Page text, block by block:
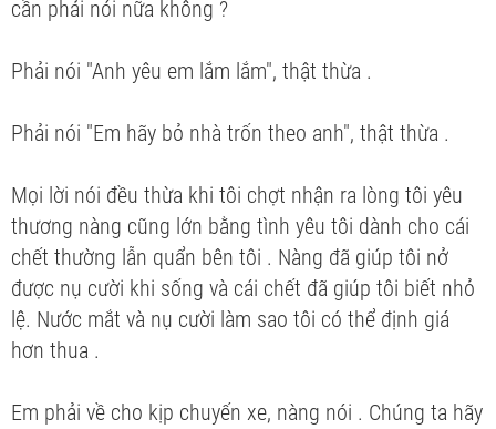
cần phải nói nữa không ?
Phải nói "Anh yêu em lắm lắm", thật thừa .
Phải nói "Em hãy bỏ nhà trốn theo anh", thật thừa .
Mọi lời nói đều thừa khi tôi chợt nhận ra lòng tôi yêu
thương nàng cũng lớn bằng tình yêu tôi dành cho cái
chết thường lẫn quẩn bên tôi . Nàng đã giúp tôi nở
được nụ cười khi sống và cái chết đã giúp tôi biết nhỏ
lệ. Nước mắt và nụ cười làm sao tôi có thể định giá
hơn thua .
Em phải về cho kịp chuyến xe, nàng nói . Chúng ta hãy